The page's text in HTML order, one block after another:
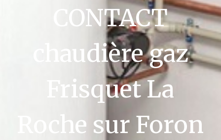
CONTACT
chaudière gaz
Frisquet La
Roche sur Foron